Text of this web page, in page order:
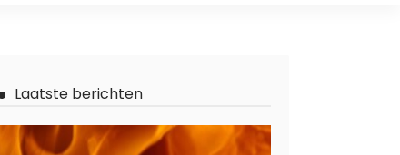
Laatste berichten